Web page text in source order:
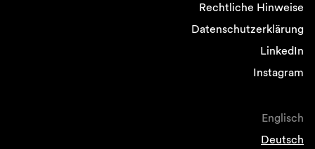
Rechtliche Hinweise
Datenschutzerklärung
LinkedIn
Instagram
Englisch
Deutsch